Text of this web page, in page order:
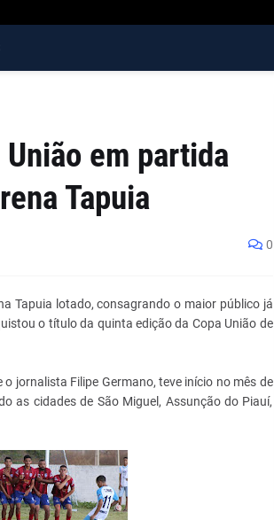
União em partida
Tapuia
0
Tapuia lotado, consagrando o maior público já
o título da quinta edição da Copa União de
jornalista Filipe Germano, teve início no mês de
as cidades de São Miguel, Assunção do Piauí,